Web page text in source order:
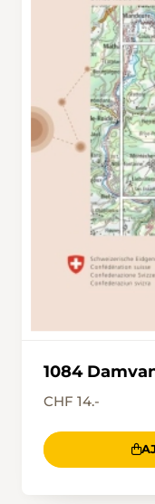
1084
CHF 14.-